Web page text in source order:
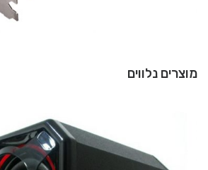
מוצרים נלווים